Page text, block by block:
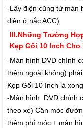
-Lấy điện cũng từ màn
điện ở nắc ACC)
III.Những Trường
Kẹp Gối 10 Inch Cho
-Màn hình DVD chính
thêm ngoài không)
Kẹp Gối 10 Inch là xong
-Màn hình DVD chính
theo xe) Cần móc
thêm phí móc + màn